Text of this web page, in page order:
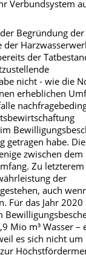
Verbundsystem
Begründung der
der
der
nicht - wie die
erheblichen
getragen habe.
zwischen dem
Zu letzterem
der
auch
Für das Jahr 2020
Mio m³ Wasser –
es sich nicht um